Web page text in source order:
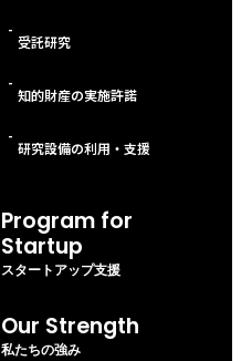
-
受託研究
-
知的財産の実施許諾
-
研究設備の利用・支援
Program for
Startup
スタートアップ支援
Our Strength
私たちの強み